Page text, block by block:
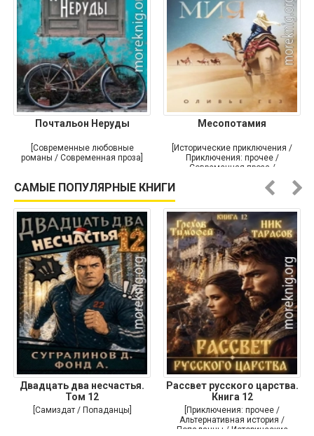
Почтальон Неруды
[Современные любовные
романы / Современная проза]
Месопотамия
[Исторические приключения /
Приключения: прочее /
Современная проза /
САМЫЕ ПОПУЛЯРНЫЕ КНИГИ
Двадцать два несчастья.
Том 12
[Самиздат / Попаданцы]
Рассвет русского царства.
Книга 12
[Приключения: прочее /
Альтернативная история /
Попаданцы / Исторические